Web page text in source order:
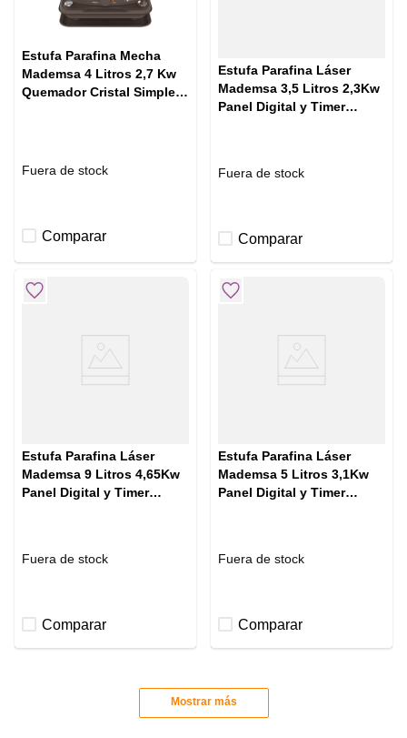
Estufa Parafina Mecha
Mademsa 4 Litros 2,7 Kw
Quemador Cristal Simples
Fuera de stock
Comparar
Estufa Parafina Láser
Mademsa 3,5 Litros 2,3Kw
Panel Digital y Timer
Fuera de stock
Comparar
Estufa Parafina Láser
Mademsa 9 Litros 4,65Kw
Panel Digital y Timer
Fuera de stock
Comparar
Estufa Parafina Láser
Mademsa 5 Litros 3,1Kw
Panel Digital y Timer
Fuera de stock
Comparar
Mostrar más